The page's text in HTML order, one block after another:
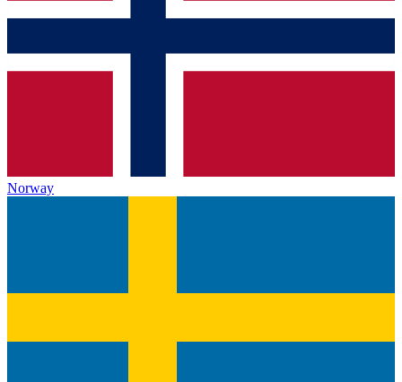
Norway